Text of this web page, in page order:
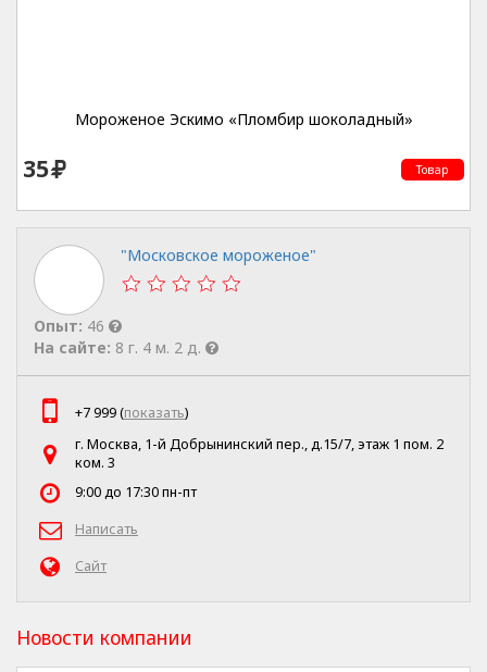
Мороженое Эскимо «Пломбир шоколадный»
35 Товар
"Московское мороженое"
Опыт: 46
На сайте: 8 г. 4 м. 2 д.
+7 999 (показать)
г. Москва, 1-й Добрынинский пер., д.15/7, этаж 1 пом. 2
ком. 3
9:00 до 17:30 пн-пт
Написать
Сайт
Новости компании